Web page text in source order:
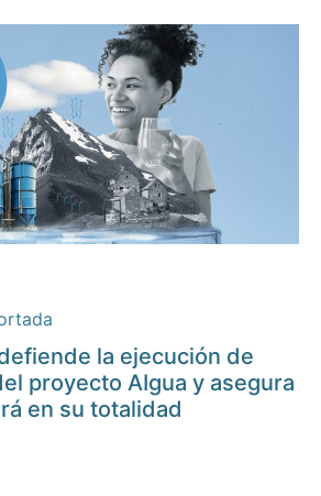
la ejecución de
proyecto AIgua y asegura
en su totalidad